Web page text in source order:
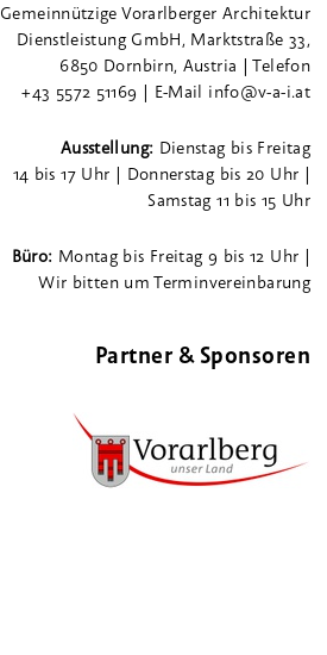
Gemeinnützige Vorarlberger Architektur
Dienstleistung GmbH, Marktstraße 33,
6850 Dornbirn, Austria | Telefon
+43 5572 51169 | E-Mail info@v-a-i.at
Ausstellung: Dienstag bis Freitag
14 bis 17 Uhr | Donnerstag bis 20 Uhr |
Samstag 11 bis 15 Uhr
Büro: Montag bis Freitag 9 bis 12 Uhr |
Wir bitten um Terminvereinbarung
Partner & Sponsoren